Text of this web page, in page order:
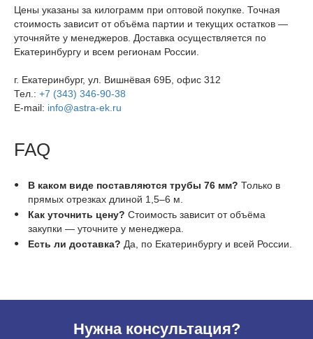
Цены указаны за килограмм при оптовой покупке. Точная
стоимость зависит от объёма партии и текущих остатков —
уточняйте у менеджеров. Доставка осуществляется по
Екатеринбургу и всем регионам России.
г. Екатеринбург, ул. Вишнёвая 69Б, офис 312
Тел.: +7 (343) 346-90-38
E-mail: info@astra-ek.ru
FAQ
В каком виде поставляются трубы 76 мм? Только в
прямых отрезках длиной 1,5–6 м.
Как уточнить цену? Стоимость зависит от объёма
закупки — уточните у менеджера.
Есть ли доставка? Да, по Екатеринбургу и всей России.
Нужна консультация?